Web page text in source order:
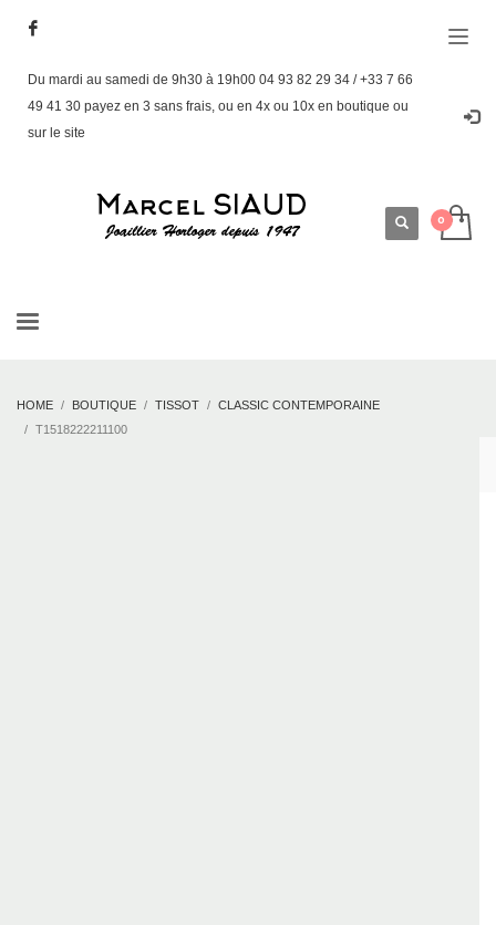
Du mardi au samedi de 9h30 à 19h00 04 93 82 29 34 / +33 7 66
49 41 30 payez en 3 sans frais, ou en 4x ou 10x en boutique ou
sur le site
HOME BOUTIQUE TISSOT
CLASSIC CONTEMPORAINE
T1518222211100